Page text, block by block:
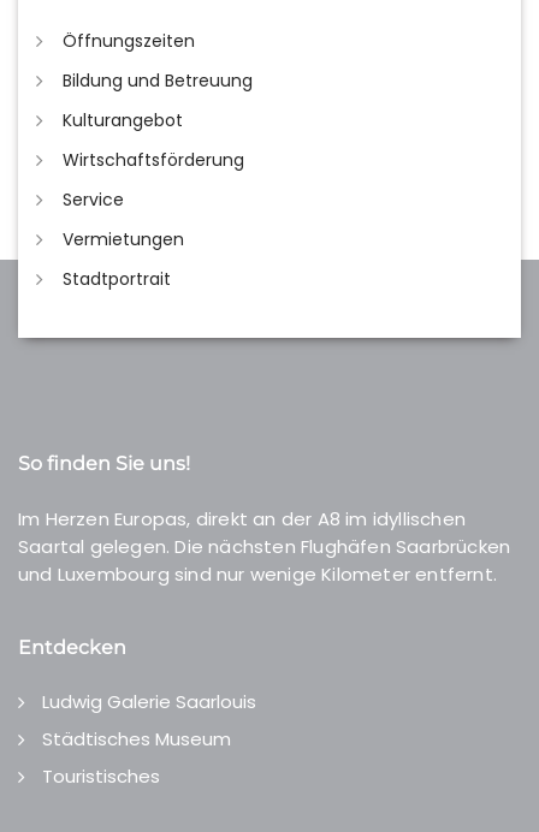
Öffnungszeiten
Bildung und Betreuung
Kulturangebot
Wirtschaftsförderung
Service
Vermietungen
Stadtportrait
So finden Sie uns!
Im Herzen Europas, direkt an der A8 im idyllischen
Saartal gelegen. Die nächsten Flughäfen Saarbrücken
und Luxembourg sind nur wenige Kilometer entfernt.
Entdecken
Ludwig Galerie Saarlouis
Städtisches Museum
Touristisches